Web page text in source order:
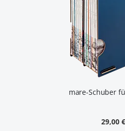
mare-Schuber
29,00 €